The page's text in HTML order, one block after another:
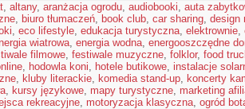
, altany, aranżacja ogrodu, audiobooki, auta
, biuro tłumaczeń, book club, car sharing, design
, eco lifestyle, edukacja turystyczna, elektrownie,
wiatrowa, energia wodna, energooszczędne
filmowe, festiwale muzyczne, folklor, food
, hodowla koni, hotele butikowe, instalacje
, kluby literackie, komedia stand-up, koncerty
, kursy językowe, mapy turystyczne, marketing
rekreacyjne, motoryzacja klasyczna, ogród